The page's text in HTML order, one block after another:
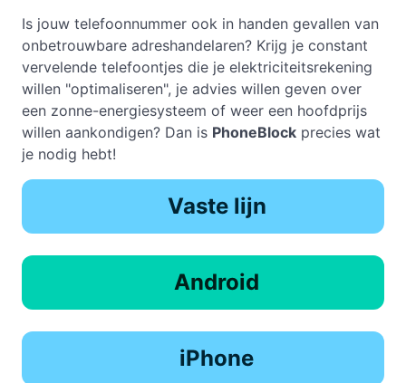
Is jouw telefoonnummer ook in handen gevallen van
onbetrouwbare adreshandelaren? Krijg je constant
vervelende telefoontjes die je elektriciteitsrekening
willen "optimaliseren", je advies willen geven over
een zonne-energiesysteem of weer een hoofdprijs
willen aankondigen? Dan is PhoneBlock precies wat
je nodig hebt!
Vaste lijn
Android
iPhone